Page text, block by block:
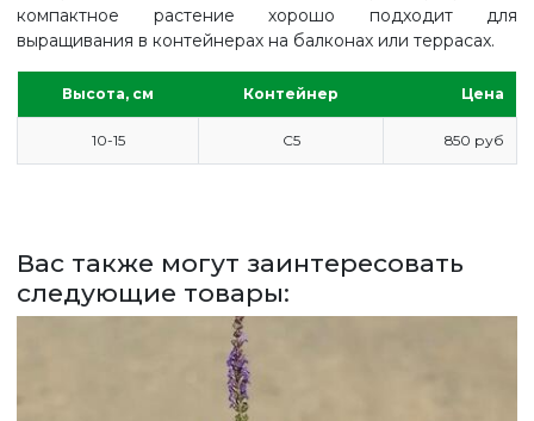
ГЛАВНАЯ
ПРАЙС
ВЕРНУТСЯ НА ГЛАВНЫЙ САЙТ
компактное растение хорошо подходит для
выращивания в контейнерах на балконах или террасах.
Высота, см Контейнер Цена
10-15 С5 850 руб
Вас также могут заинтересовать
следующие товары: